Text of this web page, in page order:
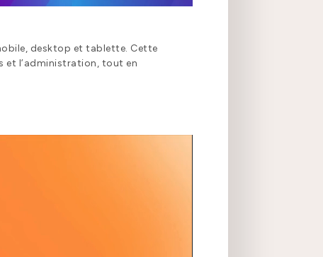
desktop et tablette. Cette
et l’administration, tout en